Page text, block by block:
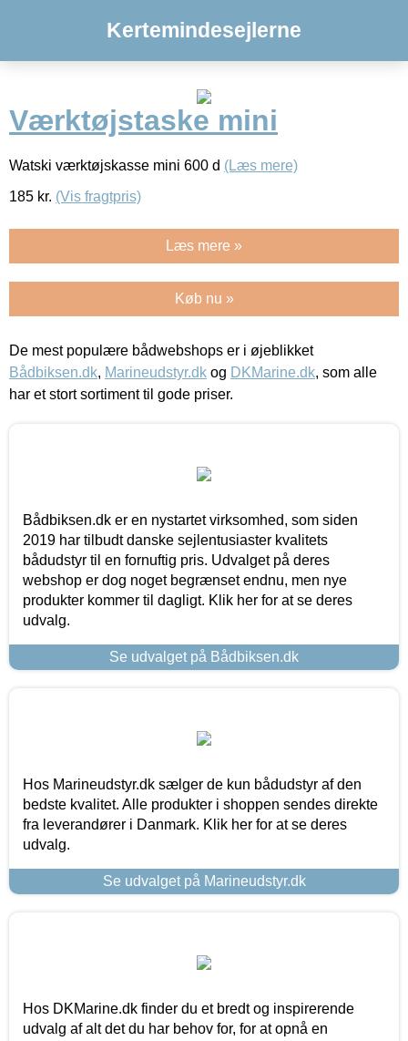
Kertemindesejlerne
Værktøjstaske mini
Watski værktøjskasse mini 600 d (Læs mere)
185 kr. (Vis fragtpris)
Læs mere »
Køb nu »
De mest populære bådwebshops er i øjeblikket
Bådbiksen.dk, Marineudstyr.dk og DKMarine.dk, som alle
har et stort sortiment til gode priser.
Bådbiksen.dk er en nystartet virksomhed, som siden
2019 har tilbudt danske sejlentusiaster kvalitets
bådudstyr til en fornuftig pris. Udvalget på deres
webshop er dog noget begrænset endnu, men nye
produkter kommer til dagligt. Klik her for at se deres
udvalg.
Se udvalget på Bådbiksen.dk
Hos Marineudstyr.dk sælger de kun bådudstyr af den
bedste kvalitet. Alle produkter i shoppen sendes direkte
fra leverandører i Danmark. Klik her for at se deres
udvalg.
Se udvalget på Marineudstyr.dk
Hos DKMarine.dk finder du et bredt og inspirerende
udvalg af alt det du har behov for, for at opnå en